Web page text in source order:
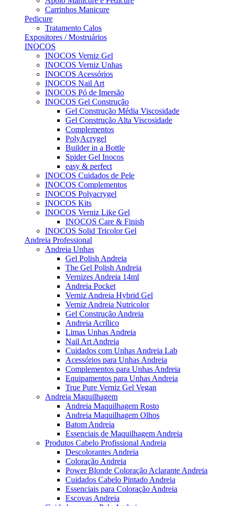
Carrinhos Manicure
Pedicure
Tratamento Calos
Expositores / Mostruários
INOCOS
INOCOS Verniz Gel
INOCOS Verniz Unhas
INOCOS Acessórios
INOCOS Nail Art
INOCOS Pó de Imersão
INOCOS Gel Construção
Gel Construção Média Viscosidade
Gel Construção Alta Viscosidade
Complementos
PolyAcrygel
Builder in a Bottle
Spider Gel Inocos
easy & perfect
INOCOS Cuidados de Pele
INOCOS Complementos
INOCOS Polyacrygel
INOCOS Kits
INOCOS Verniz Like Gel
INOCOS Care & Finish
INOCOS Solid Tricolor Gel
Andreia Professional
Andreia Unhas
Gel Polish Andreia
The Gel Polish Andreia
Vernizes Andreia 14ml
Andreia Pocket
Verniz Andreia Hybrid Gel
Verniz Andreia Nutricolor
Gel Construção Andreia
Andreia Acrílico
Limas Unhas Andreia
Nail Art Andreia
Cuidados com Unhas Andreia Lab
Acessórios para Unhas Andreia
Complementos para Unhas Andreia
Equipamentos para Unhas Andreia
True Pure Verniz Gel Vegan
Andreia Maquilhagem
Andreia Maquilhagem Rosto
Andreia Maquilhagem Olhos
Batom Andreia
Essenciais de Maquilhagem Andreia
Produtos Cabelo Profissional Andreia
Descolorantes Andreia
Coloração Andreia
Power Blonde Coloração Aclarante Andreia
Cuidados Cabelo Pintado Andreia
Essenciais para Coloração Andreia
Escovas Andreia